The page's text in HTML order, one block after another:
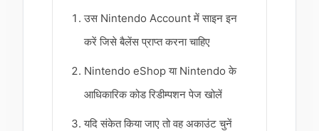
उस Nintendo Account में साइन इन
करें जिसे बैलेंस प्राप्त करना चाहिए
Nintendo eShop या Nintendo के
आधिकारिक कोड रिडीम्पशन पेज खोलें
यदि संकेत किया जाए तो वह अकाउंट चुनें